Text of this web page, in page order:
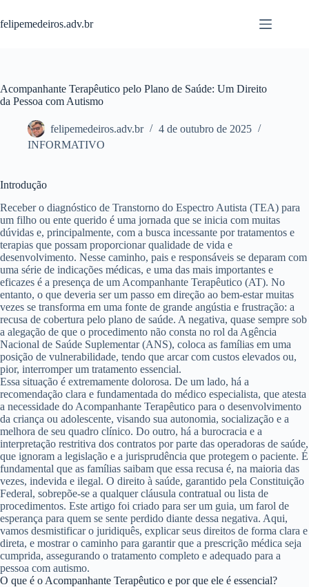
para
o
felipemedeiros.adv.br
Acompanhante Terapêutico pelo Plano de Saúde: Um Direito
da Pessoa com Autismo
felipemedeiros.adv.br
4 de outubro de 2025
INFORMATIVO
Introdução
Receber o diagnóstico de Transtorno do Espectro Autista (TEA) para
um filho ou ente querido é uma jornada que se inicia com muitas
dúvidas e, principalmente, com a busca incessante por tratamentos e
terapias que possam proporcionar qualidade de vida e
desenvolvimento. Nesse caminho, pais e responsáveis se deparam com
uma série de indicações médicas, e uma das mais importantes e
eficazes é a presença de um Acompanhante Terapêutico (AT). No
entanto, o que deveria ser um passo em direção ao bem-estar muitas
vezes se transforma em uma fonte de grande angústia e frustração: a
recusa de cobertura pelo plano de saúde. A negativa, quase sempre sob
a alegação de que o procedimento não consta no rol da Agência
Nacional de Saúde Suplementar (ANS), coloca as famílias em uma
posição de vulnerabilidade, tendo que arcar com custos elevados ou,
pior, interromper um tratamento essencial.
Essa situação é extremamente dolorosa. De um lado, há a
recomendação clara e fundamentada do médico especialista, que atesta
a necessidade do Acompanhante Terapêutico para o desenvolvimento
da criança ou adolescente, visando sua autonomia, socialização e a
melhora de seu quadro clínico. Do outro, há a burocracia e a
interpretação restritiva dos contratos por parte das operadoras de saúde,
que ignoram a legislação e a jurisprudência que protegem o paciente. É
fundamental que as famílias saibam que essa recusa é, na maioria das
vezes, indevida e ilegal. O direito à saúde, garantido pela Constituição
Federal, sobrepõe-se a qualquer cláusula contratual ou lista de
procedimentos. Este artigo foi criado para ser um guia, um farol de
esperança para quem se sente perdido diante dessa negativa. Aqui,
vamos desmistificar o juridiquês, explicar seus direitos de forma clara e
direta, e mostrar o caminho para garantir que a prescrição médica seja
cumprida, assegurando o tratamento completo e adequado para a
pessoa com autismo.
O que é o Acompanhante Terapêutico e por que ele é essencial?